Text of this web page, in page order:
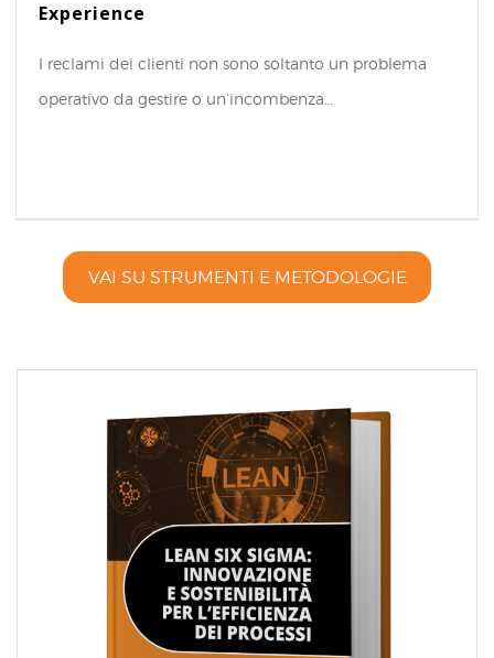
Experience
I reclami dei clienti non sono soltanto un problema
operativo da gestire o un’incombenza…
VAI SU STRUMENTI E METODOLOGIE